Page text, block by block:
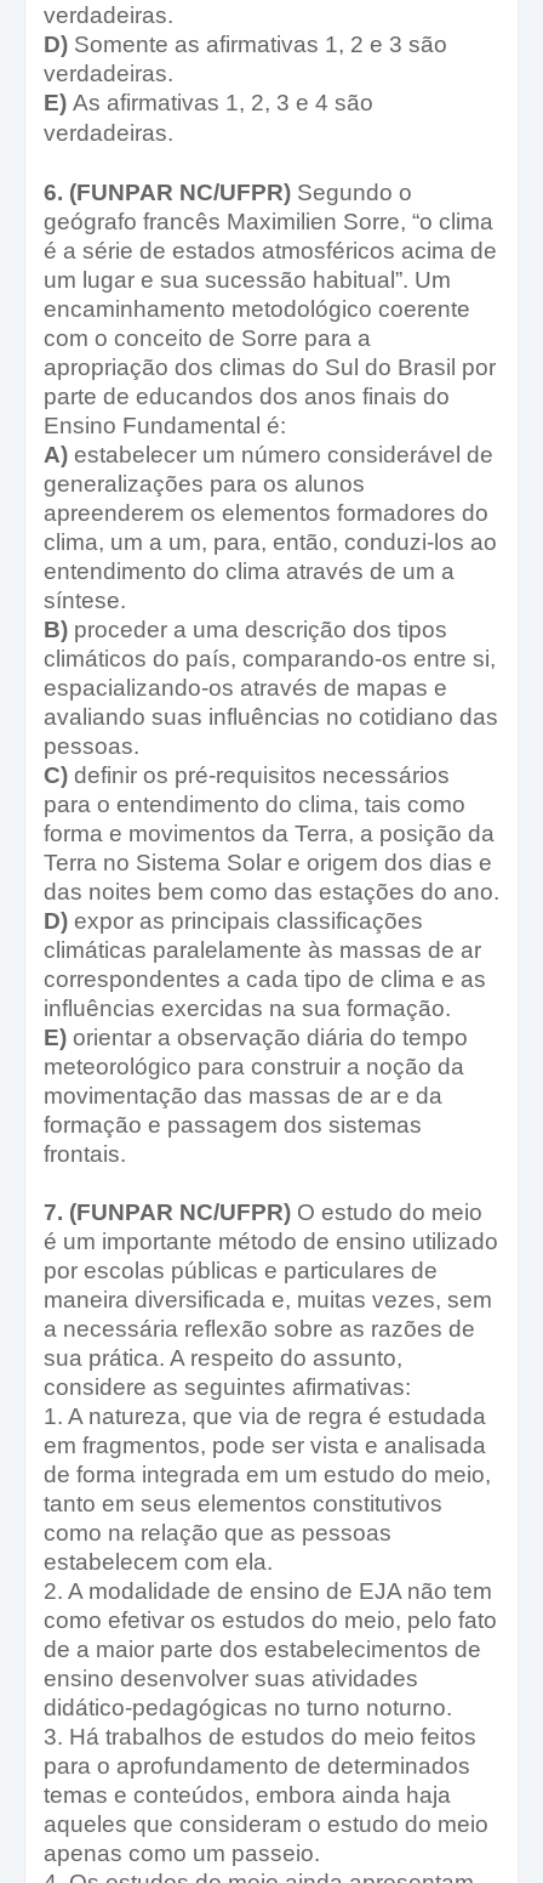
verdadeiras.
D) Somente as afirmativas 1, 2 e 3 são
verdadeiras.
E) As afirmativas 1, 2, 3 e 4 são
verdadeiras.
6. (FUNPAR NC/UFPR) Segundo o
geógrafo francês Maximilien Sorre, “o clima
é a série de estados atmosféricos acima de
um lugar e sua sucessão habitual”. Um
encaminhamento metodológico coerente
com o conceito de Sorre para a
apropriação dos climas do Sul do Brasil por
parte de educandos dos anos finais do
Ensino Fundamental é:
A) estabelecer um número considerável de
generalizações para os alunos
apreenderem os elementos formadores do
clima, um a um, para, então, conduzi-los ao
entendimento do clima através de um a
síntese.
B) proceder a uma descrição dos tipos
climáticos do país, comparando-os entre si,
espacializando-os através de mapas e
avaliando suas influências no cotidiano das
pessoas.
C) definir os pré-requisitos necessários
para o entendimento do clima, tais como
forma e movimentos da Terra, a posição da
Terra no Sistema Solar e origem dos dias e
das noites bem como das estações do ano.
D) expor as principais classificações
climáticas paralelamente às massas de ar
correspondentes a cada tipo de clima e as
influências exercidas na sua formação.
E) orientar a observação diária do tempo
meteorológico para construir a noção da
movimentação das massas de ar e da
formação e passagem dos sistemas
frontais.
7. (FUNPAR NC/UFPR) O estudo do meio
é um importante método de ensino utilizado
por escolas públicas e particulares de
maneira diversificada e, muitas vezes, sem
a necessária reflexão sobre as razões de
sua prática. A respeito do assunto,
considere as seguintes afirmativas:
1. A natureza, que via de regra é estudada
em fragmentos, pode ser vista e analisada
de forma integrada em um estudo do meio,
tanto em seus elementos constitutivos
como na relação que as pessoas
estabelecem com ela.
2. A modalidade de ensino de EJA não tem
como efetivar os estudos do meio, pelo fato
de a maior parte dos estabelecimentos de
ensino desenvolver suas atividades
didático-pedagógicas no turno noturno.
3. Há trabalhos de estudos do meio feitos
para o aprofundamento de determinados
temas e conteúdos, embora ainda haja
aqueles que consideram o estudo do meio
apenas como um passeio.